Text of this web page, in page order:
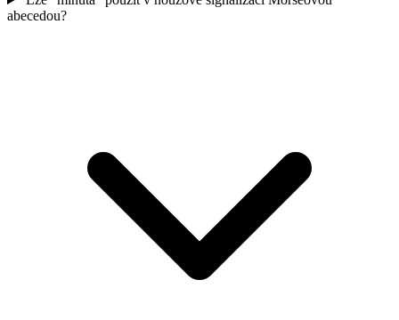
abecedou?